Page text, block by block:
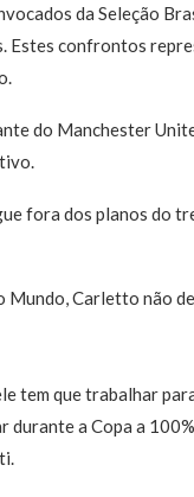
da Seleção
Estes confrontos
do Manchester
fora dos planos do
Mundo, Carletto não
tem que trabalhar
durante a Copa a